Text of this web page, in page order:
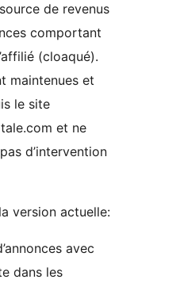
de revenus
comportant
(cloaqué).
maintenues et
le site
et ne
d’intervention
version actuelle:
avec
dans les